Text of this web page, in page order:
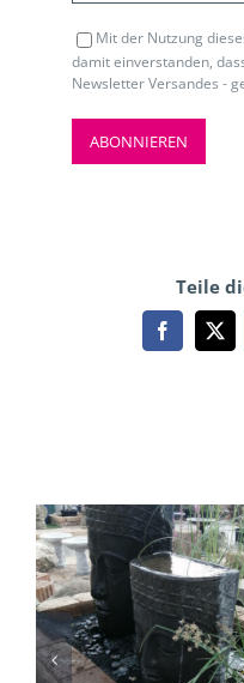
Mit der Nutzung
damit einverstanden,
Newsletter Versandes -
Teile
Facebook
X